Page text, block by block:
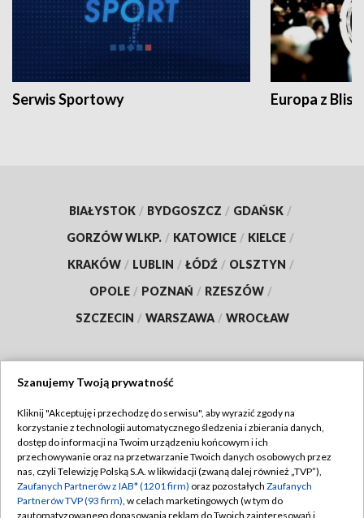
Serwis Sportowy Europa z
BIAŁYSTOK / BYDGOSZCZ / GDAŃSK /
GORZÓW WLKP. / KATOWICE / KIELCE /
KRAKÓW / LUBLIN / ŁÓDŹ / OLSZTYN /
OPOLE / POZNAŃ / RZESZÓW /
SZCZECIN / WARSZAWA / WROCŁAW
TVP
Abonament TVP
Emisja w TVP
Centrum informacji TVP
Regulamin TVP
Polityka prywatności
Moje zgody
Szanujemy Twoją prywatność
Kliknij "Akceptuję i przechodzę do serwisu", aby wyrazić zgody na
korzystanie z technologii automatycznego śledzenia i zbierania danych,
dostęp do informacji na Twoim urządzeniu końcowym i ich
przechowywanie oraz na przetwarzanie Twoich danych osobowych przez
nas, czyli Telewizję Polską S.A. w likwidacji (zwaną dalej również „TVP”),
Zaufanych Partnerów z IAB* (1201 firm) oraz pozostałych Zaufanych
Partnerów TVP (93 firm), w celach marketingowych (w tym do
zautomatyzowanego dopasowania reklam do Twoich zainteresowań i